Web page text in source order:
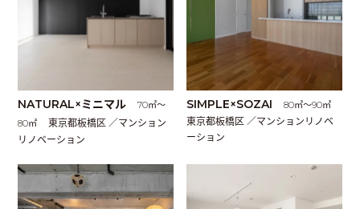
NATURAL×ミニマル
70㎡〜
80㎡
東京都板橋区 ／マンション
リノベーション
SIMPLE×SOZAI 80㎡〜90㎡
東京都板橋区 ／マンションリノベ
ーション